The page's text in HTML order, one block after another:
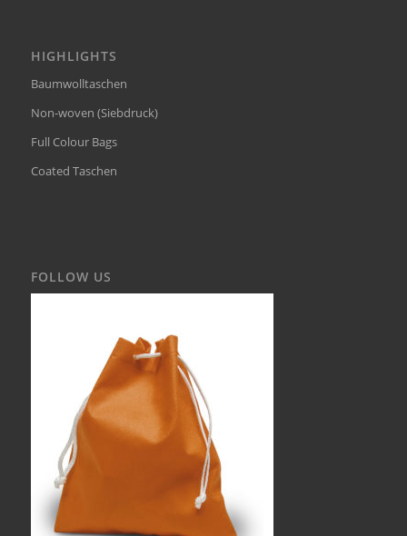
HIGHLIGHTS
Baumwolltaschen
Non-woven (Siebdruck)
Full Colour Bags
Coated Taschen
FOLLOW US